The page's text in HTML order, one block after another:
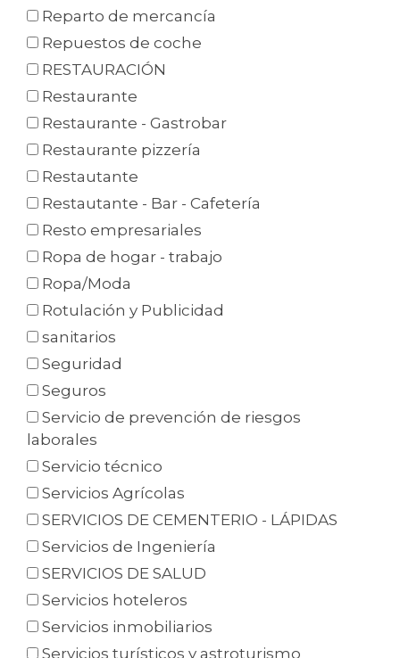
Reparto de mercancía
Repuestos de coche
RESTAURACIÓN
Restaurante
Restaurante - Gastrobar
Restaurante pizzería
Restautante
Restautante - Bar - Cafetería
Resto empresariales
Ropa de hogar - trabajo
Ropa/Moda
Rotulación y Publicidad
sanitarios
Seguridad
Seguros
Servicio de prevención de riesgos
laborales
Servicio técnico
Servicios Agrícolas
SERVICIOS DE CEMENTERIO - LÁPIDAS
Servicios de Ingeniería
SERVICIOS DE SALUD
Servicios hoteleros
Servicios inmobiliarios
Servicios turísticos y astroturismo